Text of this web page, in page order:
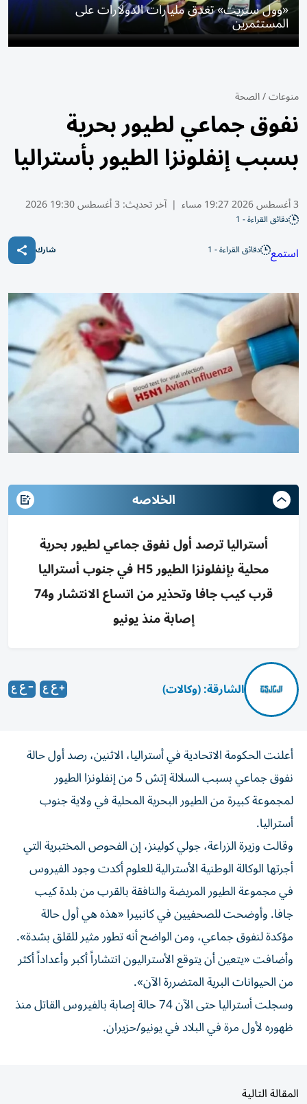
«وول ستريت» تغدق مليارات الدولارات على
المستثمرين
منوعات/الصحة
نفوق جماعي لطيور بحرية
بسبب إنفلونزا الطيور بأستراليا
3 أغسطس 2026 19:27 مساء | آخر تحديث: 3 أغسطس 19:30 2026
دقائق القراءة - 1
استمع دقائق القراءة - 1 شارك
الخلاصه
أستراليا ترصد أول نفوق جماعي لطيور بحرية
محلية بإنفلونزا الطيور H5 في جنوب أستراليا
قرب كيب جافا وتحذير من اتساع الانتشار و74
إصابة منذ يونيو
الشارقة: (وكالات)
أعلنت الحكومة الاتحادية ‌في أستراليا، الاثنين، رصد أول حالة
نفوق ​جماعي ‌بسبب السلالة إتش ‌5 من إنفلونزا الطيور
لمجموعة كبيرة من الطيور ‌البحرية المحلية في ولاية جنوب
⁠أستراليا.
وقالت وزيرة الزراعة، جولي كولينز، إن الفحوص المختبرية التي
أجرتها الوكالة الوطنية الأسترالية للعلوم أكدت وجود ​الفيروس
في مجموعة الطيور المريضة ‌والنافقة بالقرب من بلدة كيب
جافا. وأوضحت للصحفيين ⁠في كانبيرا «هذه هي أول حالة
مؤكدة لنفوق جماعي، ومن ​الواضح ‌أنه تطور مثير ‌للقلق بشدة».
وأضافت «يتعين أن يتوقع الأستراليون انتشاراً أكبر وأعداداً ‌أكثر
من الحيوانات ‌البرية المتضررة ⁠الآن».
وسجلت أستراليا حتى ‌الآن 74 حالة إصابة بالفيروس القاتل ⁠منذ
ظهوره لأول ​مرة في البلاد في يونيو/حزيران.
المقالة التالية